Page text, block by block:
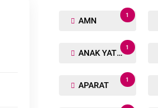
AMN
1
ANAK YATIM
1
APARAT
1